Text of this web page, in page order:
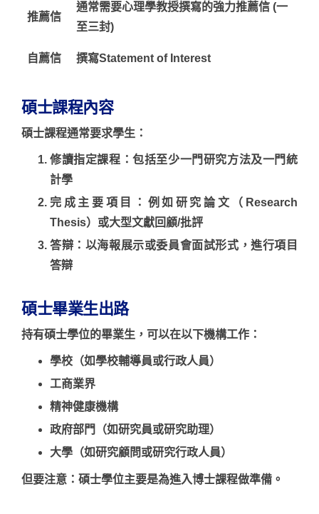
推薦信
通常需要心理學教授撰寫的強力推薦信 (一
至三封)
自薦信 撰寫Statement of Interest
碩士課程內容
碩士課程通常要求學生：
修讀指定課程 ：包括至少一門研究方法及一門統
計學
完成主要項目
：例如研究論文（Research
Thesis）或大型文獻回顧/批評
答辯 ：以海報展示或委員會面試形式，進行項目
答辯
碩士畢業生出路
持有碩士學位的畢業生，可以在以下機構工作：
學校（如學校輔導員或行政人員）
工商業界
精神健康機構
政府部門（如研究員或研究助理）
大學（如研究顧問或研究行政人員）
但要注意 ：碩士學位主要是為進入博士課程做準備。